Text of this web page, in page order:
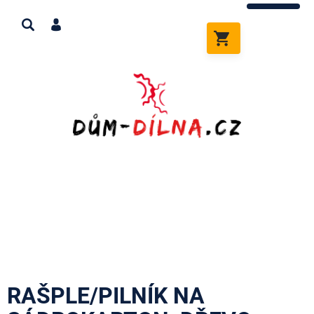
obsah
KOŠÍK
RAŠPLE/PILNÍK NA